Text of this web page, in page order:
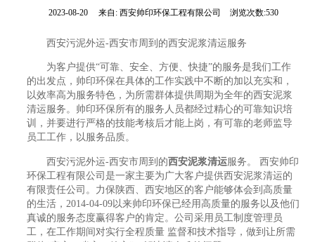
2023-08-20 来自: 西安帅印环保工程有限公司 浏览次数:530
西安污泥外运-西安市周到的西安泥浆清运服务
为客户提供“可靠、安全、方便、快捷”的服务是我们工作
的出发点，帅印环保在具体的工作实践中不断的加以充实和，
以效率高为服务特色，为所需群体提供周期为全年的西安泥浆
清运服务。帅印环保所有的服务人员都经过精心的可靠知识培
训，并要进行严格的技能考核后才能上岗，有可靠的老师监导
员工工作，以服务品质。
西安污泥外运-西安市周到的西安泥浆清运服务。 西安帅印
环保工程有限公司是一家主要为广大客户提供西安泥浆清运的
有限责任公司。力保陕西、西安地区的客户能够体会到高质量
的生活，2014-04-09以来帅印环保已经用高质量的服务以及他们
真诚的服务态度赢得客户的肯定。公司采用员工制度管理员
工，在工作期间对实行全程质量 监督和技术指导，做到让所需